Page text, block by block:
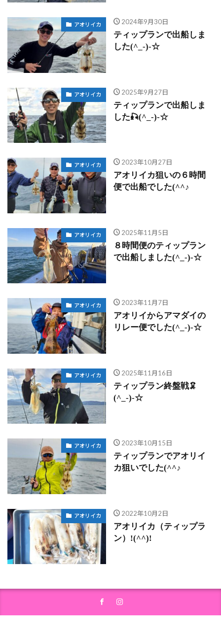
アオリイカ 2024年9月30日
ティップランで出船しま
した(^_-)-☆
アオリイカ 2025年9月27日
ティップランで出船しま
した🎣(^_-)-☆
アオリイカ 2023年10月27日
アオリイカ狙いの６時間
便で出船でした(^^♪
アオリイカ 2025年11月5日
８時間便のティップラン
で出船しました(^_-)-☆
アオリイカ 2023年11月7日
アオリイからアマダイの
リレー便でした(^_-)-☆
アオリイカ 2025年11月16日
ティップラン終盤戦🦑
(^_-)-☆
アオリイカ 2023年10月15日
ティップランでアオリイ
カ狙いでした(^^♪
アオリイカ 2022年10月2日
アオリイカ（ティップラ
ン）!(^^)!